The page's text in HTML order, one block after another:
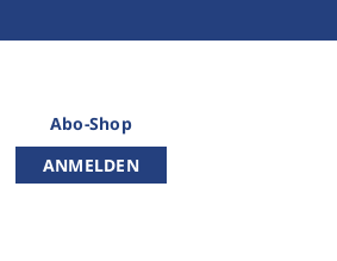
Abo-Shop
ANMELDEN